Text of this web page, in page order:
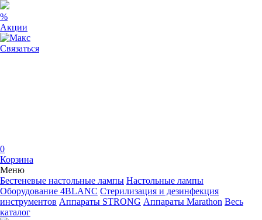
%
Акции
Связаться
0
Корзина
Меню
Бестеневые настольные лампы Настольные лампы
Оборудование 4BLANC Стерилизация и дезинфекция
инструментов Аппараты STRONG Аппараты Marathon Весь
каталог